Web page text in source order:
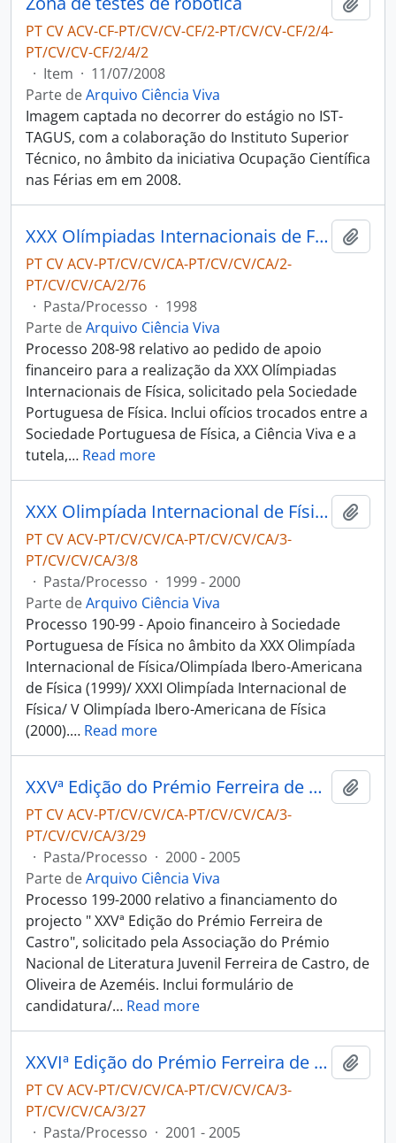
PT CV ACV-CF-PT/CV/CV-CF/2-PT/CV/CV-CF/2/4-
PT/CV/CV-CF/2/4/2
· Item · 11/07/2008
Parte deArquivo Ciência Viva
Imagem captada no decorrer do estágio no IST-
TAGUS, com a colaboração do Instituto Superior
Técnico, no âmbito da iniciativa Ocupação Científica
nas Férias em em 2008.
XXX Olímpiadas Internacionais de Física
PT CV ACV-PT/CV/CV/CA-PT/CV/CV/CA/2-
PT/CV/CV/CA/2/76
· Pasta/Processo · 1998
Parte deArquivo Ciência Viva
Processo 208-98 relativo ao pedido de apoio
financeiro para a realização da XXX Olímpiadas
Internacionais de Física, solicitado pela Sociedade
Portuguesa de Física. Inclui ofícios trocados entre a
Sociedade Portuguesa de Física, a Ciência Viva e a
tutela,… Read more
XXX Olimpíada Internacional de Física/Olimpíada Ibero-Americana de Física (1999)/ XXXI Olimpíada Internacional de Física/ V Olimpíada Ibero-Americana de Física (2000)
PT CV ACV-PT/CV/CV/CA-PT/CV/CV/CA/3-
PT/CV/CV/CA/3/8
· Pasta/Processo · 1999 - 2000
Parte deArquivo Ciência Viva
Processo 190-99 - Apoio financeiro à Sociedade
Portuguesa de Física no âmbito da XXX Olimpíada
Internacional de Física/Olimpíada Ibero-Americana
de Física (1999)/ XXXI Olimpíada Internacional de
Física/ V Olimpíada Ibero-Americana de Física
(2000).… Read more
XXVª Edição do Prémio Ferreira de Castro
PT CV ACV-PT/CV/CV/CA-PT/CV/CV/CA/3-
PT/CV/CV/CA/3/29
· Pasta/Processo · 2000 - 2005
Parte deArquivo Ciência Viva
Processo 199-2000 relativo a financiamento do
projecto " XXVª Edição do Prémio Ferreira de
Castro", solicitado pela Associação do Prémio
Nacional de Literatura Juvenil Ferreira de Castro, de
Oliveira de Azeméis. Inclui formulário de
candidatura/… Read more
XXVIª Edição do Prémio Ferreira de Castro - Associação do Prémio Nacional de Literatura Juvenil Ferreira de Castro
PT CV ACV-PT/CV/CV/CA-PT/CV/CV/CA/3-
PT/CV/CV/CA/3/27
· Pasta/Processo · 2001 - 2005